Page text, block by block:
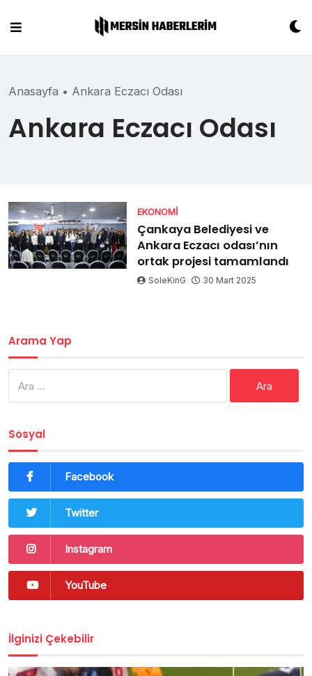
content
Anasayfa • Ankara Eczacı Odası
Ankara Eczacı Odası
EKONOMI
Çankaya Belediyesi ve
Ankara Eczacı odası’nın
ortak projesi tamamlandı
SoleKinG 30 Mart 2025
Arama Yap
Sosyal
Facebook
Twitter
Instagram
YouTube
İlginizi Çekebilir